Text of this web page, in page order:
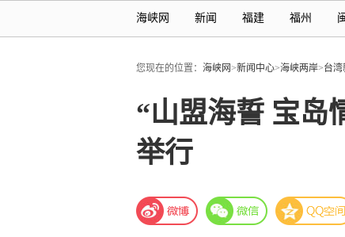
海峡网 新闻 福建 福州
您现在的位置： 海峡网>新闻中心>海峡两岸>台湾
“山盟海誓 宝岛
举行